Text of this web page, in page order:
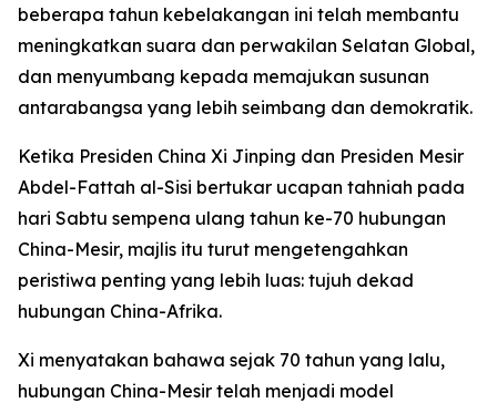
beberapa tahun kebelakangan ini telah membantu
meningkatkan suara dan perwakilan Selatan Global,
dan menyumbang kepada memajukan susunan
antarabangsa yang lebih seimbang dan demokratik.
Ketika Presiden China Xi Jinping dan Presiden Mesir
Abdel-Fattah al-Sisi bertukar ucapan tahniah pada
hari Sabtu sempena ulang tahun ke-70 hubungan
China-Mesir, majlis itu turut mengetengahkan
peristiwa penting yang lebih luas: tujuh dekad
hubungan China-Afrika.
Xi menyatakan bahawa sejak 70 tahun yang lalu,
hubungan China-Mesir telah menjadi model